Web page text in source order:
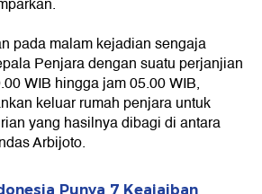
pada malam kejadian sengaja
Penjara dengan suatu perjanjian
WIB hingga jam 05.00 WIB,
keluar rumah penjara untuk
yang hasilnya dibagi di antara
Arbijoto.
Punya 7 Keajaiban